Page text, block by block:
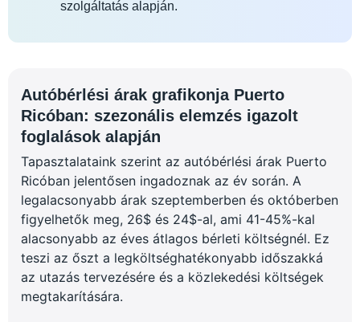
szolgáltatás alapján.
Autóbérlési árak grafikonja Puerto
Ricóban: szezonális elemzés igazolt
foglalások alapján
Tapasztalataink szerint az autóbérlési árak Puerto
Ricóban jelentősen ingadoznak az év során. A
legalacsonyabb árak szeptemberben és októberben
figyelhetők meg, 26$ és 24$-al, ami 41-45%-kal
alacsonyabb az éves átlagos bérleti költségnél. Ez
teszi az őszt a legköltséghatékonyabb időszakká
az utazás tervezésére és a közlekedési költségek
megtakarítására.